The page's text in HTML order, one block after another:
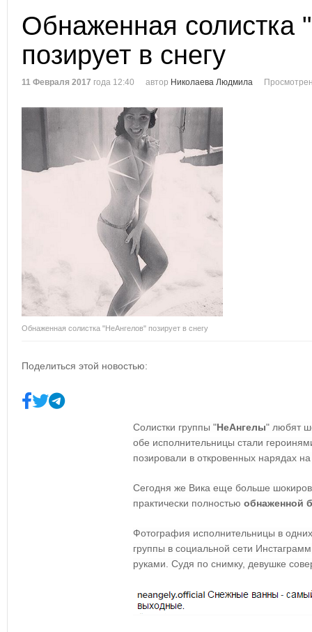
Обнаженная солистка
позирует в снегу
11 Февраля 2017 года 12:40 автор Николаева Людмила
Обнаженная солистка "НеАнгелов" позирует в снегу
Поделиться этой новостью:
Солистки группы "НеАнгелы" любят
обе исполнительницы стали
позировали в откровенных нарядах
Сегодня же Вика еще больше
практически полностью обнаженной
Фотография исполнительницы в
группы в социальной сети
руками. Судя по снимку, девушке